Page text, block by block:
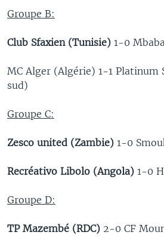
Groupe B:
Club Sfaxien (Tunisie) 1-0
MC Alger (Algérie) 1-1 Platinum
sud)
Groupe C:
Zesco united (Zambie) 1-0
Recréativo Libolo (Angola) 1-0
Groupe D:
TP Mazembé (RDC) 2-0 CF